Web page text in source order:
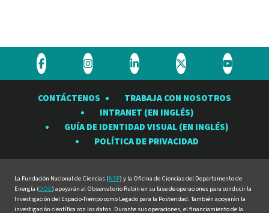
Visite
Observatorio
Visite
Observatorio
Rubin
en
Visite
Observatorio
Rubin
en
Visite
Observatorio
Rubin
en
Visite
Rubin
en
CONTÁCTENOS
TRABAJA CON NOSOTROS
INTRANET (EN INGLÉS)
GUÍA DE IDENTIDAD VISUAL (EN INGLÉS)
POLÍTICA DE PRIVACIDAD
La Fundación Nacional de Ciencias (NSF) y la Oficina de Ciencias del Departamento de
Energía (DOE) apoyarán al Observatorio Rubin en su fase de operaciones para conducir la
Investigación del Espacio-Tiempo como Legado para la Posteridad. También apoyarán la
investigación científica con los datos. Durante sus operaciones, el financiamiento de la